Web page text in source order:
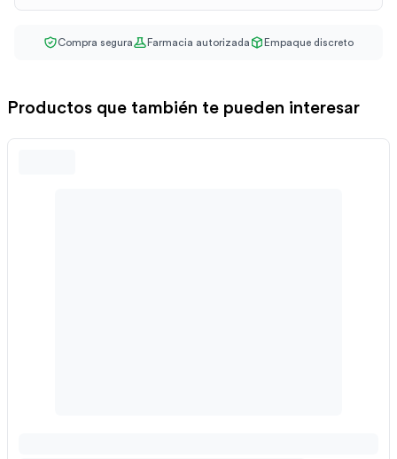
Compra segura Farmacia autorizada Empaque discreto
Productos que también te pueden interesar